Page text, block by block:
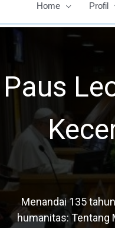
Home Profil
Paus
Menandai 135
humanitas: Tentang